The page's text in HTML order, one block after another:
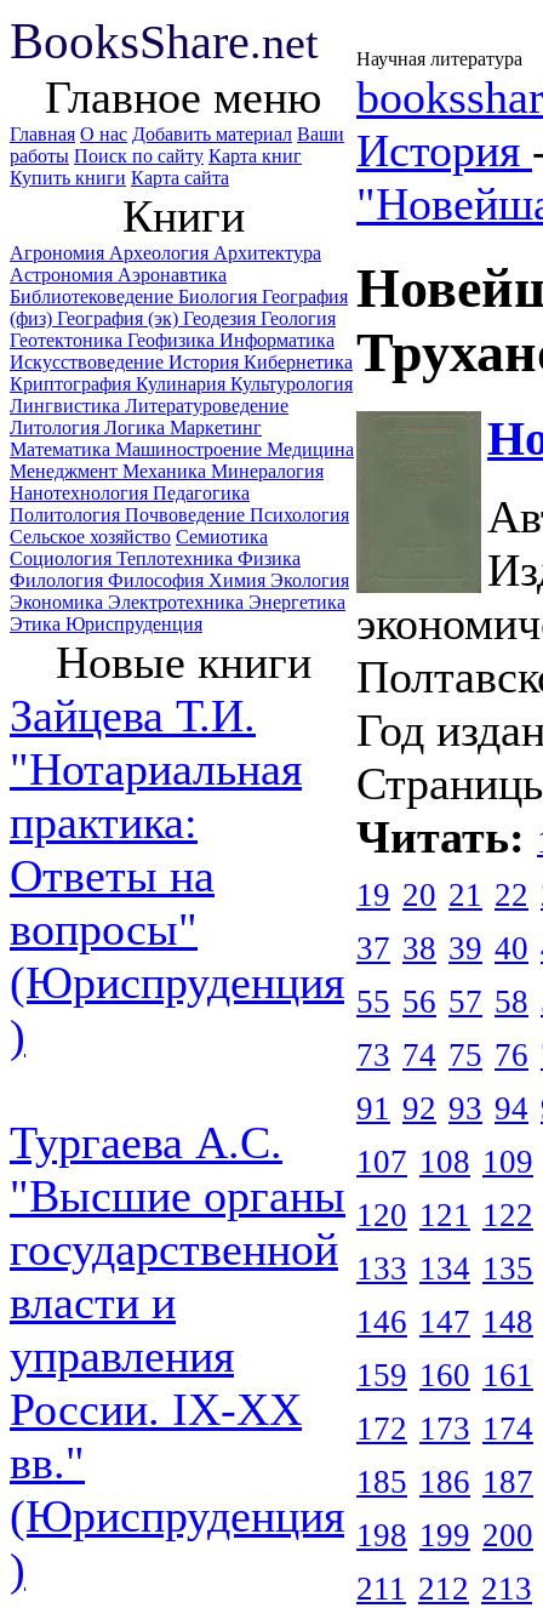
BooksShare.net Научная литература
Главное меню
Главная О нас Добавить материал Ваши
работы Поиск по сайту Карта книг
Купить книги Карта сайта
Книги
Агрономия Археология Архитектура
Астрономия Аэронавтика
Библиотековедение Биология География
(физ) География (эк) Геодезия Геология
Геотектоника Геофизика Информатика
Искусствоведение История Кибернетика
Криптография Кулинария Культурология
Лингвистика Литературоведение
Литология Логика Маркетинг
Математика Машиностроение Медицина
Менеджмент Механика Минералогия
Нанотехнология Педагогика
Политология Почвоведение Психология
Сельское хозяйство Семиотика
Социология Теплотехника Физика
Филология Философия Химия Экология
Экономика Электротехника Энергетика
Этика Юриспруденция
Новые книги
Зайцева Т.И.
"Нотариальная
практика:
Ответы на
вопросы"
(Юриспруденция
)
Тургаева А.С.
"Высшие органы
государственной
власти и
управления
России. IХ-ХХ
вв."
(Юриспруденция
)
История
Год
Читать:
19 20 21 22
37 38 39 40
55 56 57 58
73 74 75 76
91 92 93 94
107 108 109
120 121 122
133 134 135
146 147 148
159 160 161
172 173 174
185 186 187
198 199 200
211 212 213